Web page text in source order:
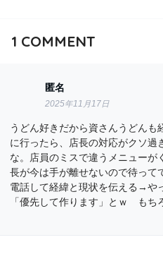
1 COMMENT
匿名
2025年11月17日
うどん好きだから資さんうどん
に行ったら、店長の対応がクソ過
な。店員のミスで違うメニュー
長が今は手が離せないので待っ
電話して経緯と現状を伝える→や
「優先して作ります」とｗ もち